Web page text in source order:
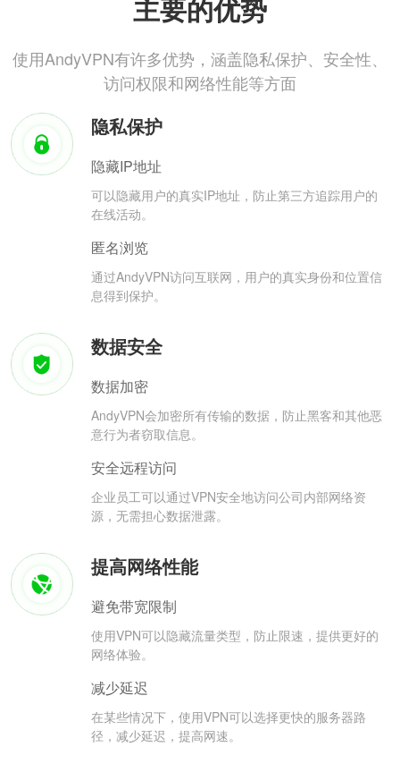
主要的优势
使用AndyVPN有许多优势，涵盖隐私保护、安全性、
访问权限和网络性能等方面
隐私保护
隐藏IP地址
可以隐藏用户的真实IP地址，防止第三方追踪用户的
在线活动。
匿名浏览
通过AndyVPN访问互联网，用户的真实身份和位置信
息得到保护。
数据安全
数据加密
AndyVPN会加密所有传输的数据，防止黑客和其他恶
意行为者窃取信息。
安全远程访问
企业员工可以通过VPN安全地访问公司内部网络资
源，无需担心数据泄露。
提高网络性能
避免带宽限制
使用VPN可以隐藏流量类型，防止限速，提供更好的
网络体验。
减少延迟
在某些情况下，使用VPN可以选择更快的服务器路
径，减少延迟，提高网速。